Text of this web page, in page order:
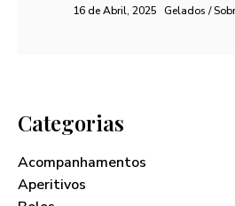
16 de Abril, 2025 Gelados /
Categorias
Acompanhamentos
Aperitivos